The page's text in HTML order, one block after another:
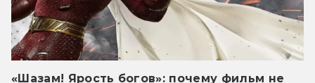
«Шазам! Ярость богов»: почему фильм не